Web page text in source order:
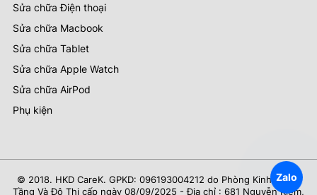
Sửa chữa Điện thoại
Sửa chữa Macbook
Sửa chữa Tablet
Sửa chữa Apple Watch
Sửa chữa AirPod
Phụ kiện
© 2018. HKD CareK. GPKD: 096193004212 do Phòng Kinh Tế Hạ
Tầng Và Đô Thị cấp ngày 08/09/2025 - Địa chỉ : 681 Nguyễn Kiệm,
Zalo